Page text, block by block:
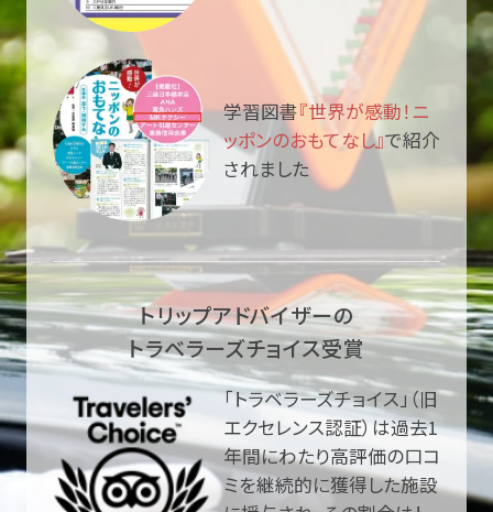
学習図書『世界が感動！ニ
ッポンのおもてなし』で紹介
されました
トリップアドバイザーの
トラベラーズチョイス受賞
「トラベラーズチョイス」（旧
エクセレンス認証）は過去1
年間にわたり高評価の口コ
ミを継続的に獲得した施設